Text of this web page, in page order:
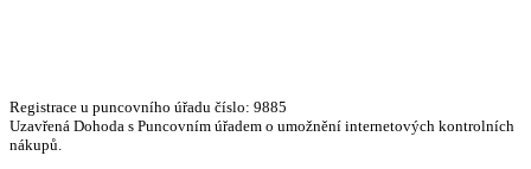
Registrace u puncovního úřadu číslo: 9885
Uzavřená Dohoda s Puncovním úřadem o umožnění internetových kontrolních
nákupů.